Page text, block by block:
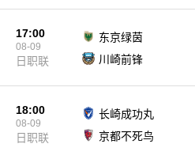
17:00
08-09
日职联
东京绿茵
川崎前锋
18:00
08-09
日职联
长崎成功丸
京都不死鸟